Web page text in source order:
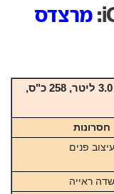
מרצדס
מרצדס GLE Coupe 350d, טורבו-דיזל 3.0 ליטר, 258 כ"ס,
חסרונות
עיצוב פנים
שדה ראייה